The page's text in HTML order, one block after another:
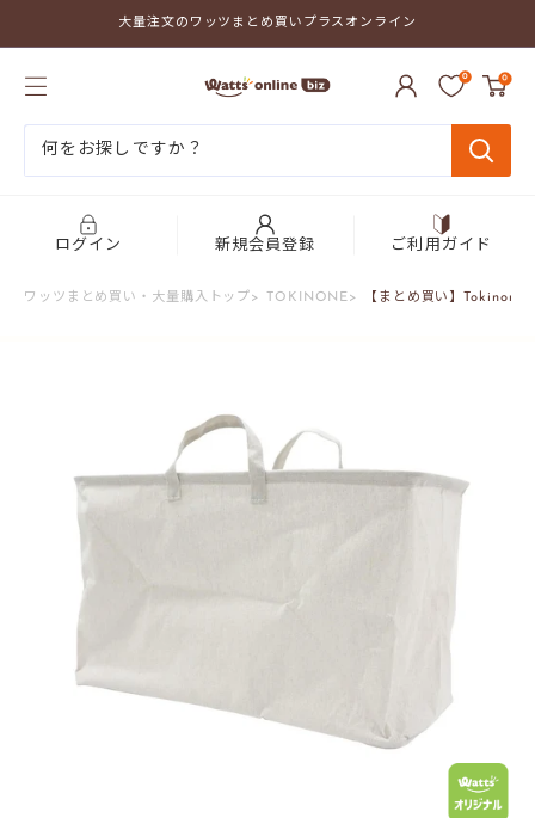
テ
大量注文のワッツまとめ買いプラスオンライン
ッ
と
め
ス
0 0
ログイン 新規会員登録 ご利用ガイド
ワッツまとめ買い・大量購入トップ > TOKINONE> 【まとめ買い】